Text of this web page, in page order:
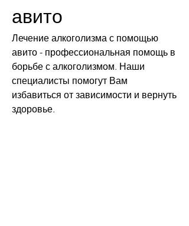
авито
Лечение алкоголизма с помощью
авито - профессиональная помощь в
борьбе с алкоголизмом. Наши
специалисты помогут Вам
избавиться от зависимости и вернуть
здоровье.